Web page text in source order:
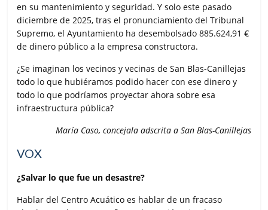
en su mantenimiento y seguridad. Y solo este pasado
diciembre de 2025, tras el pronunciamiento del Tribunal
Supremo, el Ayuntamiento ha desembolsado 885.624,91 €
de dinero público a la empresa constructora.
¿Se imaginan los vecinos y vecinas de San Blas-Canillejas
todo lo que hubiéramos podido hacer con ese dinero y
todo lo que podríamos proyectar ahora sobre esa
infraestructura pública?
María Caso, concejala adscrita a San Blas-Canillejas
VOX
¿Salvar lo que fue un desastre?
Hablar del Centro Acuático es hablar de un fracaso